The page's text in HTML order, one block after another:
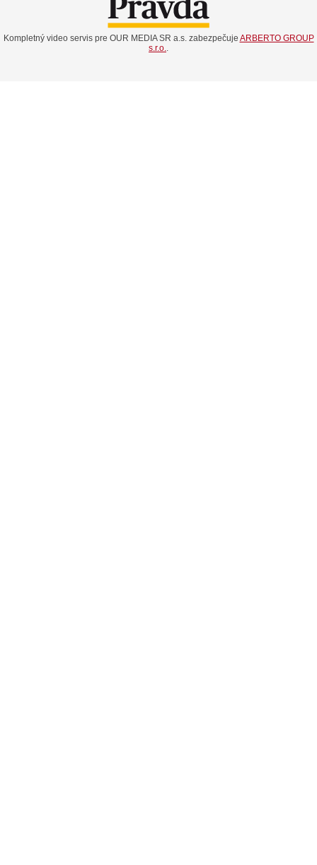
Kompletný video servis pre OUR MEDIA SR a.s. zabezpečuje ARBERTO GROUP
s.r.o..